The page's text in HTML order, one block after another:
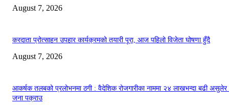
August 7, 2026
करदाता प्रोत्साहन उपहार कार्यक्रमको तयारी पूरा, आज पहिलो विजेता घोषणा हुँदै
August 7, 2026
आकर्षक तलबको प्रलोभनमा ठगी : वैदेशिक रोजगारीका नाममा २४ लाखभन्दा बढी असुलेर
जना पक्राउ